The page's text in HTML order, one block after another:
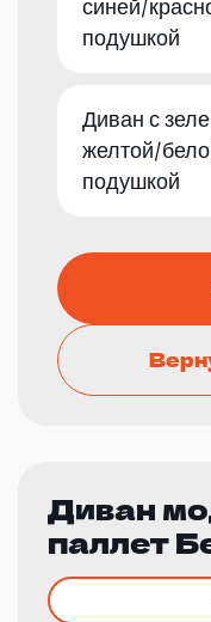
синей/
подушкой
Диван с
желтой/
подушкой
Диван
паллет